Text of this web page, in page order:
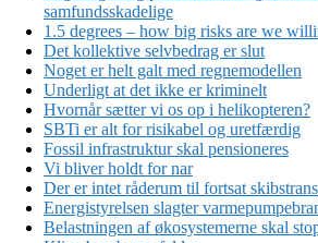
samfundsskadelige
1.5 degrees – how big risks are we
Det kollektive selvbedrag er slut
Noget er helt galt med regnemodellen
Underligt at det ikke er kriminelt
Hvornår sætter vi os op i helikopteren?
SBTi er alt for risikabel og uretfærdig
Fossil infrastruktur skal pensioneres
Vi bliver holdt for nar
Der er intet råderum til fortsat
Energistyrelsen slagter
Belastningen af økosystemerne skal